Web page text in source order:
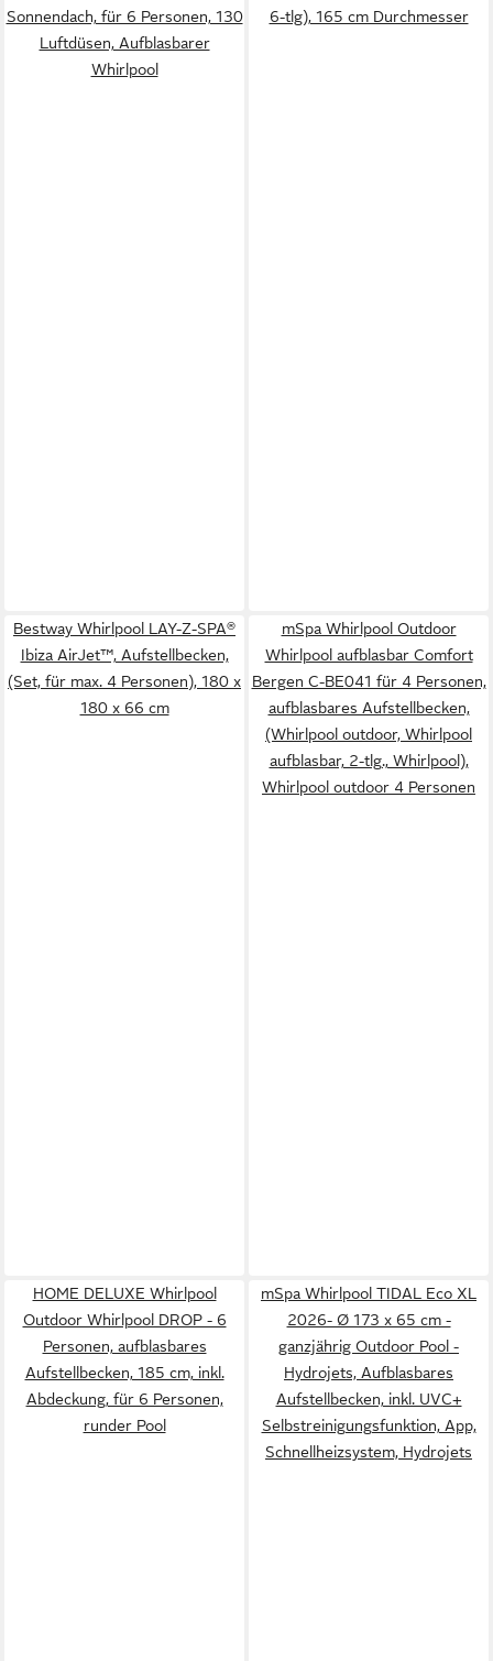
Sonnendach, für 6 Personen, 130
Luftdüsen, Aufblasbarer
Whirlpool
6-tlg), 165 cm Durchmesser
Bestway Whirlpool LAY-Z-SPA®
Ibiza AirJet™, Aufstellbecken,
(Set, für max. 4 Personen), 180 x
180 x 66 cm
mSpa Whirlpool Outdoor
Whirlpool aufblasbar Comfort
Bergen C-BE041 für 4 Personen,
aufblasbares Aufstellbecken,
(Whirlpool outdoor, Whirlpool
aufblasbar, 2-tlg., Whirlpool),
Whirlpool outdoor 4 Personen
HOME DELUXE Whirlpool
Outdoor Whirlpool DROP - 6
Personen, aufblasbares
Aufstellbecken, 185 cm, inkl.
Abdeckung, für 6 Personen,
runder Pool
mSpa Whirlpool TIDAL Eco XL
2026- Ø 173 x 65 cm -
ganzjährig Outdoor Pool -
Hydrojets, Aufblasbares
Aufstellbecken, inkl. UVC+
Selbstreinigungsfunktion, App,
Schnellheizsystem, Hydrojets